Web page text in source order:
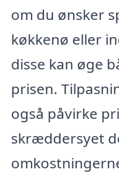
om du ønsker
køkkenø eller
disse kan øge
prisen.
også påvirke
skræddersyet